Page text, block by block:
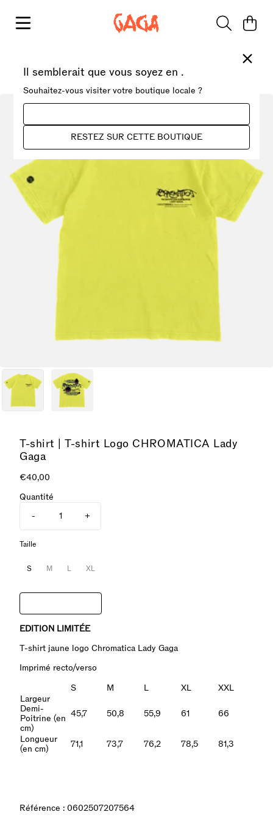
Il semblerait que vous soyez en .
Souhaitez-vous visiter votre boutique locale ?
RESTEZ SUR CETTE BOUTIQUE
Accueil›T-shirt | T-shirt Logo CHROMATICA Lady Gaga
T-shirt | T-shirt Logo CHROMATICA Lady
Gaga
€40,00
Quantité
-
+
Taille
S M L XL
EDITION LIMITÉE
T-shirt jaune logo Chromatica Lady Gaga
Imprimé recto/verso
S
M L XL
XXL
Largeur
Demi-
Poitrine (en
cm)
45,7 50,8 55,9 61 66
Longueur
(en cm)
71,1 73,7 76,2 78,5 81,3
Référence : 0602507207564